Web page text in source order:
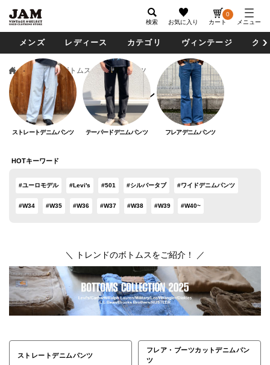
検索 お気に入り カート
0
メニュー
メンズ レディース カテゴリ ヴィンテージ グ
メンズ ボトムス デニムパンツ
デニムパンツ
ストレートデニムパンツ テーパードデニムパンツ フレアデニムパンツ
HOTキーワード
#ユーロモデル #Levi's #501 #シルバータブ #ワイドデニムパンツ
#W34 #W35 #W36 #W37 #W38 #W39 #W40~
＼ トレンドのボトムスをご紹介！ ／
ストレートデニムパンツ
フレア・ブーツカットデニムパン
ツ